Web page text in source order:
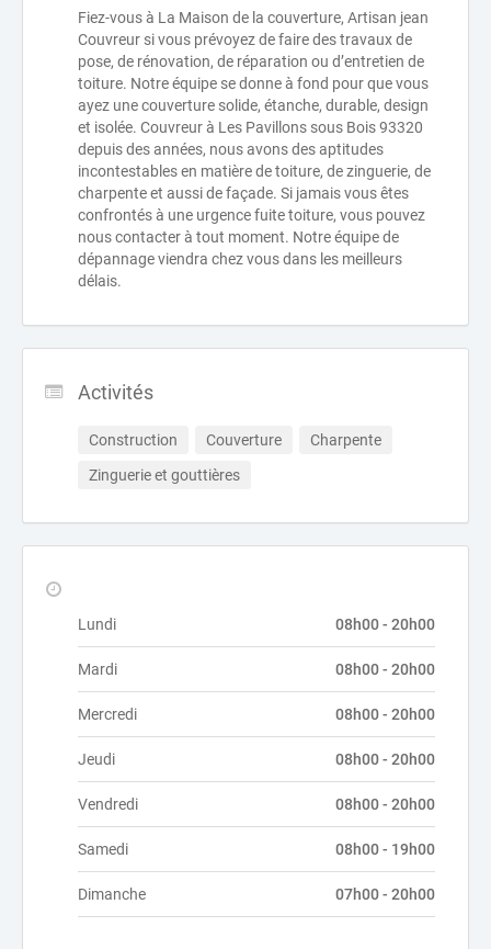
Fiez-vous à La Maison de la couverture, Artisan jean
Couvreur si vous prévoyez de faire des travaux de
pose, de rénovation, de réparation ou d’entretien de
toiture. Notre équipe se donne à fond pour que vous
ayez une couverture solide, étanche, durable, design
et isolée. Couvreur à Les Pavillons sous Bois 93320
depuis des années, nous avons des aptitudes
incontestables en matière de toiture, de zinguerie, de
charpente et aussi de façade. Si jamais vous êtes
confrontés à une urgence fuite toiture, vous pouvez
nous contacter à tout moment. Notre équipe de
dépannage viendra chez vous dans les meilleurs
délais.
Activités
Construction Couverture
Charpente
Zinguerie et gouttières
Lundi 08h00 - 20h00
Mardi 08h00 - 20h00
Mercredi 08h00 - 20h00
Jeudi 08h00 - 20h00
Vendredi 08h00 - 20h00
Samedi 08h00 - 19h00
Dimanche 07h00 - 20h00